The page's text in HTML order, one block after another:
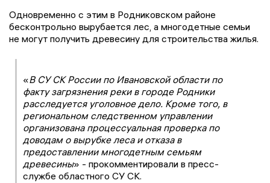
Одновременно с этим в Родниковском районе
бесконтрольно вырубается лес, а многодетные семьи
не могут получить древесину для строительства жилья.
«В СУ СК России по Ивановской области по
факту загрязнения реки в городе Родники
расследуется уголовное дело. Кроме того, в
региональном следственном управлении
организована процессуальная проверка по
доводам о вырубке леса и отказа в
предоставлении многодетным семьям
древесины» - прокомментировали в пресс-
службе областного СУ СК.